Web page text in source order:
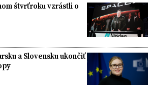
štvrťroku vzrástli o
a Slovensku ukončiť